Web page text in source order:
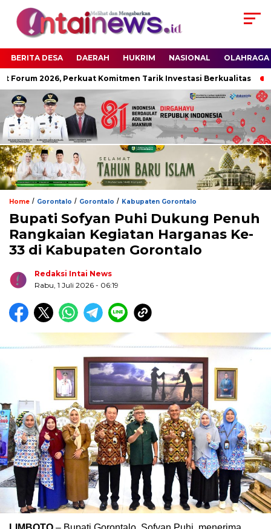
BERITA DESA DAERAH HUKRIM NASIONAL OLAHRAGA
2026, Perkuat Komitmen Tarik Investasi Berkualitas
Home / Gorontalo / Gorontalo / Kabupaten Gorontalo
Bupati Sofyan Puhi Dukung Penuh
Rangkaian Kegiatan Harganas Ke-
33 di Kabupaten Gorontalo
Redaksi Intai News
Rabu, 1 Juli 2026 - 06:19
Biru Kuning Geometris Modern Rekrutmen Staf
Kantor Poster Horizontal